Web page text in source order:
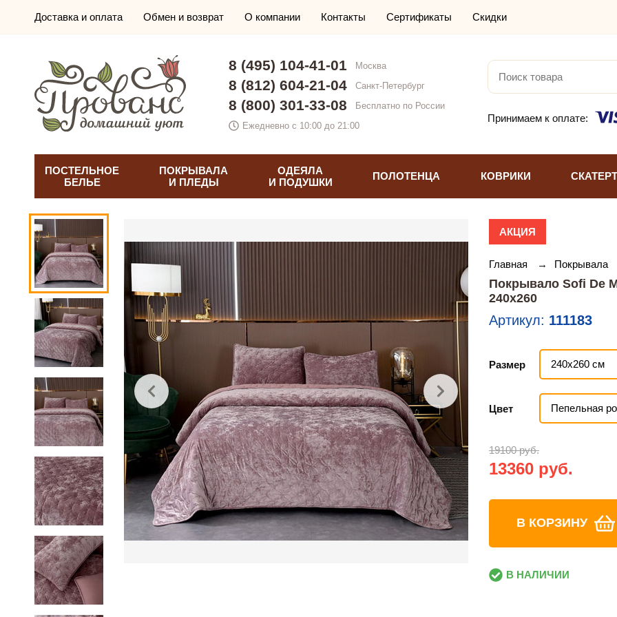
Доставка и оплата Обмен и возврат О компании Контакты Сертификаты Скидки
8 (495) 104-41-01 Москва
8 (812) 604-21-04 Санкт-Петербург
8 (800) 301-33-08
Бесплатно по России
Ежедневно с 10:00 до 21:00
Принимаем к оплате:
ПОСТЕЛЬНОЕ
БЕЛЬЕ
ПОКРЫВАЛА
И ПЛЕДЫ
ОДЕЯЛА
И ПОДУШКИ
ПОЛОТЕНЦА КОВРИКИ
АКЦИЯ
Главная → Покрывала
Покрывало Sofi De
240х260
Артикул: 111183
Размер 240х260 см
Цвет Пепельная
19100 руб.
13360 руб.
В КОРЗИНУ
В НАЛИЧИИ